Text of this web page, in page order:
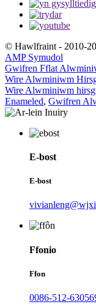
© Hawlfraint - 2010-
AMP Symudol
Gwifren Fflat
Wire Alwminiwm
Wire Alwminiwm
Enameled, Gwifren
E-bost
E-bost
Ffonio
Ffon
0086-512-